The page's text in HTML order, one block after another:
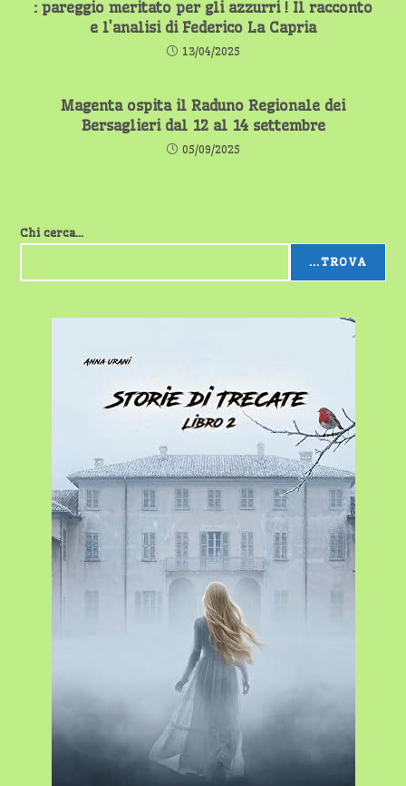
: pareggio meritato per gli azzurri ! Il racconto
e l’analisi di Federico La Capria
13/04/2025
Magenta ospita il Raduno Regionale dei
Bersaglieri dal 12 al 14 settembre
05/09/2025
Chi cerca...
...TROVA